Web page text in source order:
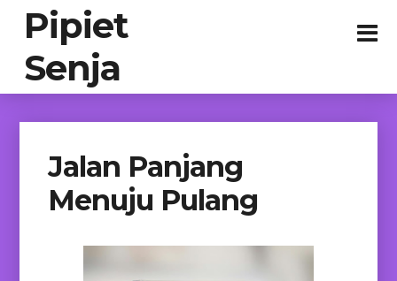
Pipiet
Senja
Jalan Panjang
Menuju Pulang